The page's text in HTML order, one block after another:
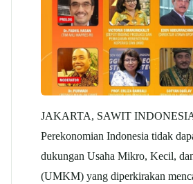
JAKARTA, SAWIT
Perekonomian Indonesia tidak
dukungan Usaha Mikro, Kecil,
(UMKM) yang diperkirakan